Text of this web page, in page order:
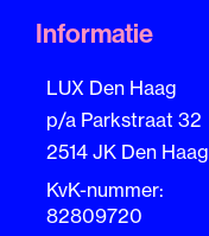
Informatie
LUX Den Haag
p/a Parkstraat 32
2514 JK Den Haag
KvK-nummer:
82809720